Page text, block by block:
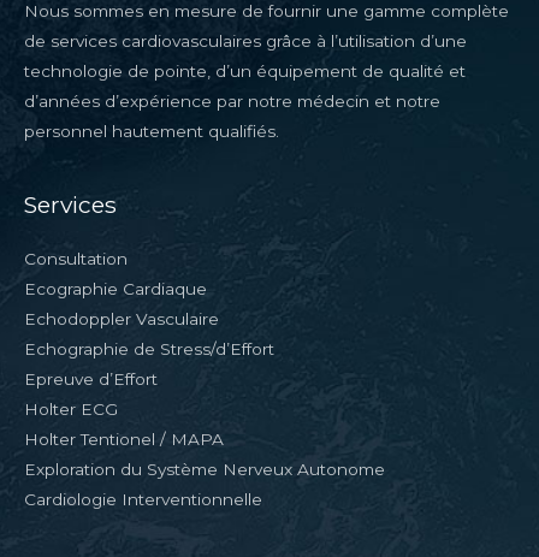
Nous sommes en mesure de fournir une gamme complète
de services cardiovasculaires grâce à l’utilisation d’une
technologie de pointe, d’un équipement de qualité et
d’années d’expérience par notre médecin et notre
personnel hautement qualifiés.
Services
Consultation
Ecographie Cardiaque
Echodoppler Vasculaire
Echographie de Stress/d’Effort
Epreuve d’Effort
Holter ECG
Holter Tentionel / MAPA
Exploration du Système Nerveux Autonome
Cardiologie Interventionnelle